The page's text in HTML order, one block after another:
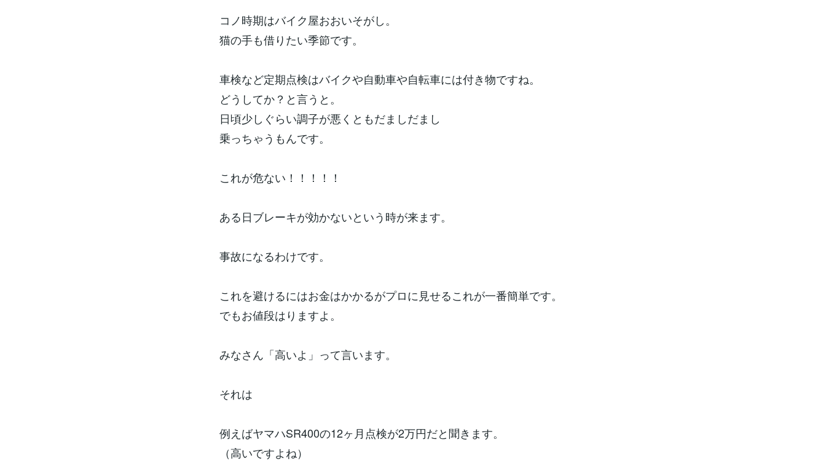
コノ時期はバイク屋おおいそがし。
猫の手も借りたい季節です。
車検など定期点検はバイクや自動車や自転車には付き物ですね。
どうしてか？と言うと。
日頃少しぐらい調子が悪くともだましだまし
乗っちゃうもんです。
これが危ない！！！！！
ある日ブレーキが効かないという時が来ます。
事故になるわけです。
これを避けるにはお金はかかるがプロに見せるこれが一番簡単です。
でもお値段はりますよ。
みなさん「高いよ」って言います。
それは
例えばヤマハSR400の12ヶ月点検が2万円だと聞きます。
（高いですよね）